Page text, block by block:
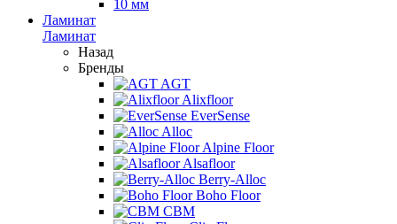
10 мм
Ламинат
Ламинат
Назад
Бренды
AGT
Alixfloor
EverSense
Alloc
Alpine Floor
Alsafloor
Berry-Alloc
Boho Floor
CBM